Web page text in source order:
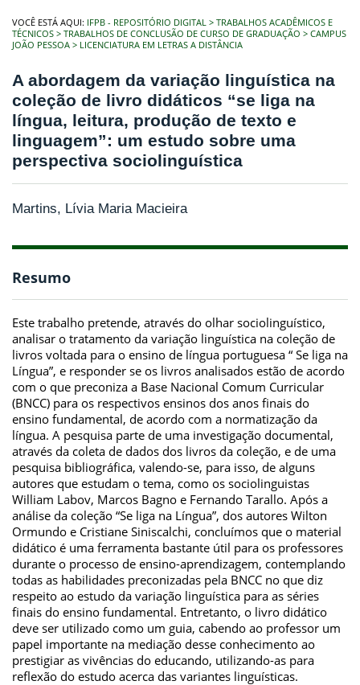
VOCÊ ESTÁ AQUI: IFPB - REPOSITÓRIO DIGITAL
TRABALHOS ACADÊMICOS E
TÉCNICOS
TRABALHOS DE CONCLUSÃO DE CURSO DE GRADUAÇÃO
CAMPUS
JOÃO PESSOA
LICENCIATURA EM LETRAS A DISTÂNCIA
A abordagem da variação linguística na
coleção de livro didáticos “se liga na
língua, leitura, produção de texto e
linguagem”: um estudo sobre uma
perspectiva sociolinguística
Martins, Lívia Maria Macieira
Resumo
Este trabalho pretende, através do olhar sociolinguístico,
analisar o tratamento da variação linguística na coleção de
livros voltada para o ensino de língua portuguesa “ Se liga na
Língua”, e responder se os livros analisados estão de acordo
com o que preconiza a Base Nacional Comum Curricular
(BNCC) para os respectivos ensinos dos anos finais do
ensino fundamental, de acordo com a normatização da
língua. A pesquisa parte de uma investigação documental,
através da coleta de dados dos livros da coleção, e de uma
pesquisa bibliográfica, valendo-se, para isso, de alguns
autores que estudam o tema, como os sociolinguistas
William Labov, Marcos Bagno e Fernando Tarallo. Após a
análise da coleção “Se liga na Língua”, dos autores Wilton
Ormundo e Cristiane Siniscalchi, concluímos que o material
didático é uma ferramenta bastante útil para os professores
durante o processo de ensino-aprendizagem, contemplando
todas as habilidades preconizadas pela BNCC no que diz
respeito ao estudo da variação linguística para as séries
finais do ensino fundamental. Entretanto, o livro didático
deve ser utilizado como um guia, cabendo ao professor um
papel importante na mediação desse conhecimento ao
prestigiar as vivências do educando, utilizando-as para
reflexão do estudo acerca das variantes linguísticas.